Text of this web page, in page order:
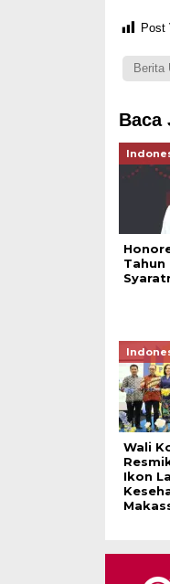
Post
Berita
Baca
Tahun
Wali
Ikon